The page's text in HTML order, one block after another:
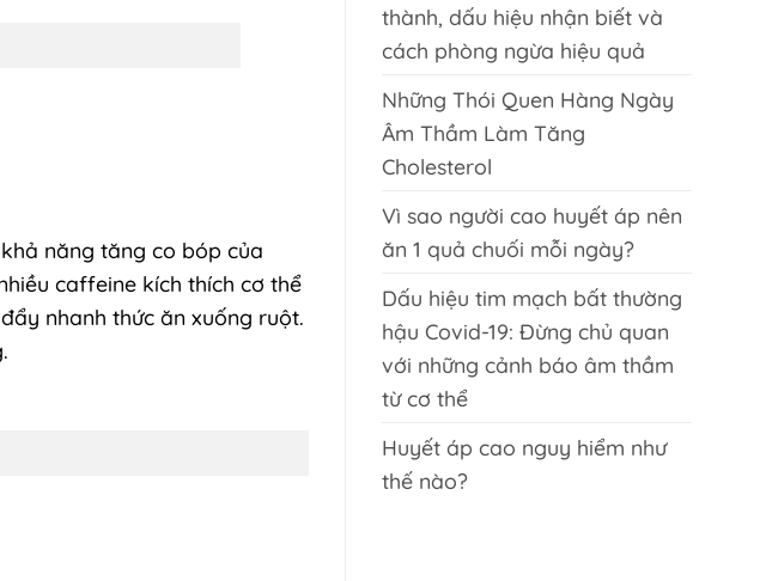
năng tăng co bóp của
caffeine kích thích cơ thể
nhanh thức ăn xuống ruột.
thành, dấu hiệu nhận biết và
cách phòng ngừa hiệu quả
Những Thói Quen Hàng Ngày
Âm Thầm Làm Tăng
Cholesterol
Vì sao người cao huyết áp nên
ăn 1 quả chuối mỗi ngày?
Dấu hiệu tim mạch bất thường
hậu Covid-19: Đừng chủ quan
với những cảnh báo âm thầm
từ cơ thể
Huyết áp cao nguy hiểm như
thế nào?